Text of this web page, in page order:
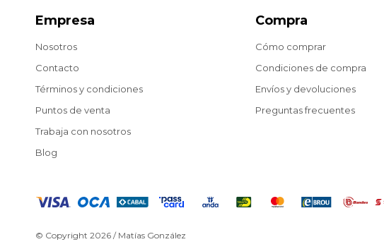
Empresa
Nosotros
Contacto
Términos y condiciones
Puntos de venta
Trabaja con nosotros
Blog
Compra
Cómo comprar
Condiciones de compra
Envíos y devoluciones
Preguntas frecuentes
© Copyright 2026 / Matías González